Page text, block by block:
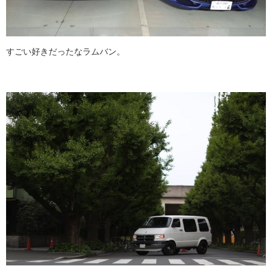
すごい好きだったなラムバン。